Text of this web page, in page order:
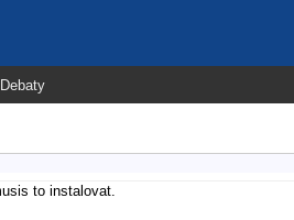
Debaty
to instalovat.